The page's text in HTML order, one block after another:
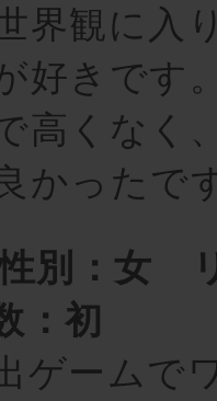
界観に入
好きです
高くなく
かったで
別：女
：初
ゲームで